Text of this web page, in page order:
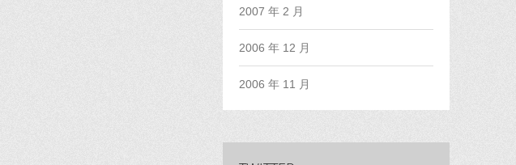
2007 年 2 月
2006 年 12 月
2006 年 11 月